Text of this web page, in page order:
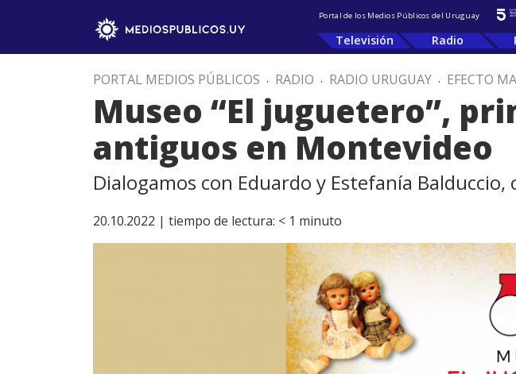
Portal de los Medios Públicos del Uruguay
Televisión Radio
PORTAL MEDIOS PÚBLICOS . RADIO . RADIO URUGUAY . EFECTO
Museo “El juguetero”,
antiguos en Montevideo
Dialogamos con Eduardo y Estefanía
20.10.2022 | tiempo de lectura: < 1 minuto